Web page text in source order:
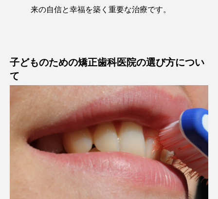
来の自信と幸福を築く重要な治療です。
子どものための矯正歯科医院の選び方につい
て